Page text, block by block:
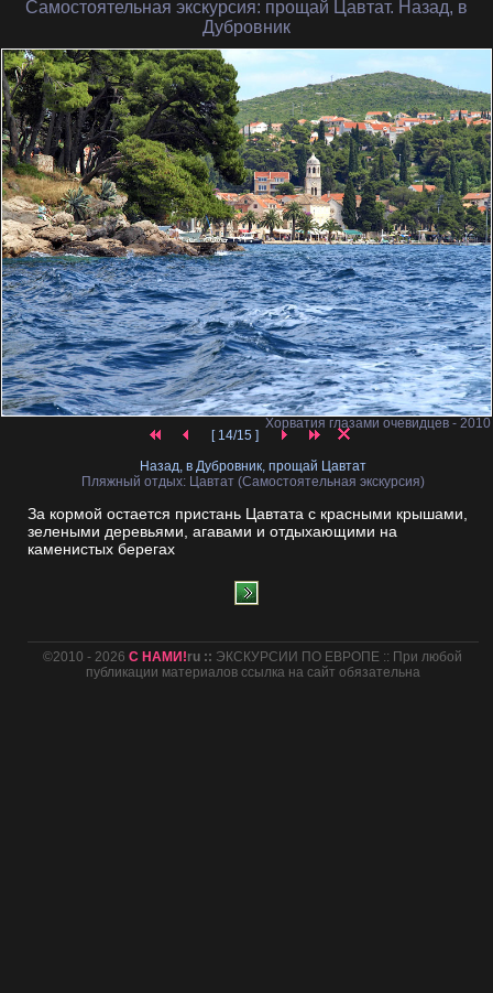
Самостоятельная экскурсия: прощай Цавтат. Назад, в
Дубровник
Хорватия глазами очевидцев - 2010
[ 14/15 ]
Назад, в Дубровник, прощай Цавтат
Пляжный отдых: Цавтат (Самостоятельная экскурсия)
За кормой остается пристань Цавтата с красными крышами,
зелеными деревьями, агавами и отдыхающими на
каменистых берегах
©2010 - 2026С НАМИ!ru :: ЭКСКУРСИИ ПО ЕВРОПЕ :: При любой
публикации материалов ссылка на сайт обязательна